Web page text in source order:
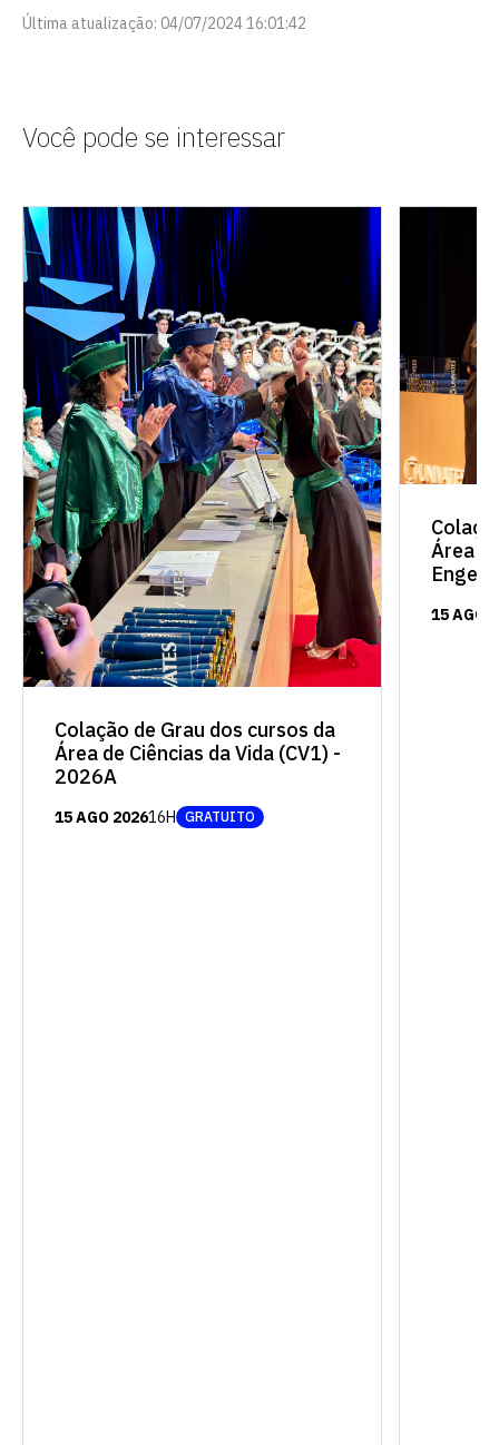
Última atualização: 04/07/2024 16:01:42
Você pode se interessar
Colação de Grau dos cursos da
Área de Ciências da Vida (CV1) -
2026A
15 AGO 202616H GRATUITO
Área
15 AGO
Escolha a vaga que você
quer concorrer:
vagas para início de curso
vagas a partir do 2º ano de curso